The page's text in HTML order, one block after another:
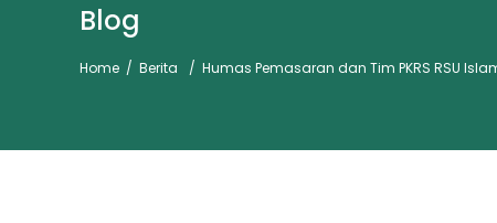
Blog
Home / Berita / Humas Pemasaran dan Tim PKRS RSU